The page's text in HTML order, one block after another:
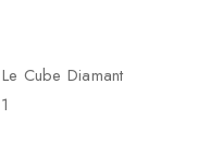
Cube Diamant